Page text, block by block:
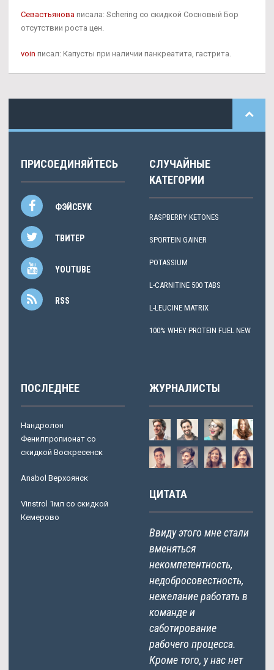
Севастьянова писала: Schering со скидкой Сосновый Бор
отсутствии роста цен.
voin писал: Капусты при наличии панкреатита, гастрита.
ПРИСОЕДИНЯЙТЕСЬ
ФЭЙСБУК
ТВИТЕР
YOUTUBE
RSS
СЛУЧАЙНЫЕ
КАТЕГОРИИ
RASPBERRY KETONES
SPORTEIN GAINER
POTASSIUM
L-CARNITINE 500 TABS
L-LEUCINE MATRIX
100% WHEY PROTEIN FUEL NEW
ПОСЛЕДНЕЕ
Нандролон
Фенилпропионат со
скидкой Воскресенск
Anabol Верхоянск
Vinstrol 1мл со скидкой
Кемерово
ЖУРНАЛИСТЫ
ЦИТАТА
Ввиду этого мне стали
вменяться
некомпетентность,
недобросовестность,
нежелание работать в
команде и
саботирование
рабочего процесса.
Кроме того, у нас нет